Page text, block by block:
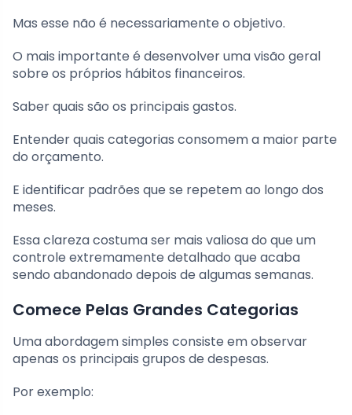
Mas esse não é necessariamente o objetivo.
O mais importante é desenvolver uma visão geral
sobre os próprios hábitos financeiros.
Saber quais são os principais gastos.
Entender quais categorias consomem a maior parte
do orçamento.
E identificar padrões que se repetem ao longo dos
meses.
Essa clareza costuma ser mais valiosa do que um
controle extremamente detalhado que acaba
sendo abandonado depois de algumas semanas.
Comece Pelas Grandes Categorias
Uma abordagem simples consiste em observar
apenas os principais grupos de despesas.
Por exemplo: